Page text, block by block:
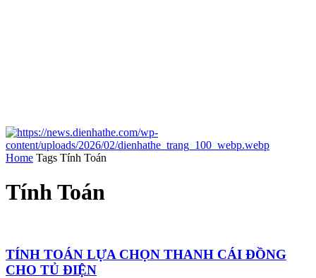
Home Tags Tính Toán
Tính Toán
TÍNH TOÁN LỰA CHỌN THANH CÁI ĐỒNG
CHO TỦ ĐIỆN